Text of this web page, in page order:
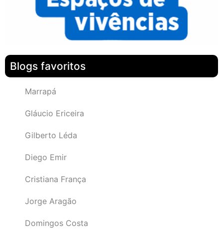
Blogs favoritos
Marrapá
Gláucio Ericeira
Gilberto Léda
Diego Emir
Cristiana França
Jorge Aragão
Domingos Costa